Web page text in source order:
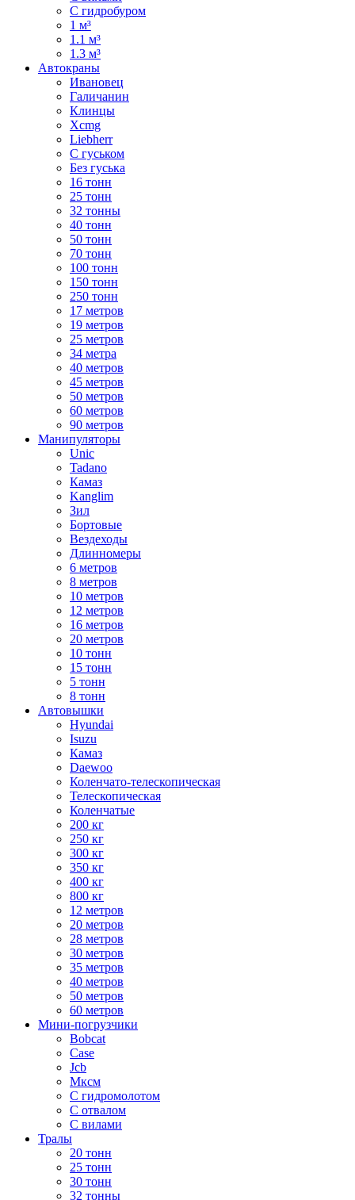
С гидробуром
1 м³
1.1 м³
1.3 м³
Автокраны
Ивановец
Галичанин
Клинцы
Xcmg
Liebherr
С гуськом
Без гуська
16 тонн
25 тонн
32 тонны
40 тонн
50 тонн
70 тонн
100 тонн
150 тонн
250 тонн
17 метров
19 метров
25 метров
34 метра
40 метров
45 метров
50 метров
60 метров
90 метров
Манипуляторы
Unic
Tadano
Камаз
Kanglim
Зил
Бортовые
Вездеходы
Длинномеры
6 метров
8 метров
10 метров
12 метров
16 метров
20 метров
10 тонн
15 тонн
5 тонн
8 тонн
Автовышки
Hyundai
Isuzu
Камаз
Daewoo
Коленчато-телескопическая
Телескопическая
Коленчатые
200 кг
250 кг
300 кг
350 кг
400 кг
800 кг
12 метров
20 метров
28 метров
30 метров
35 метров
40 метров
50 метров
60 метров
Мини-погрузчики
Bobcat
Case
Jcb
Мксм
С гидромолотом
С отвалом
С вилами
Тралы
20 тонн
25 тонн
30 тонн
32 тонны